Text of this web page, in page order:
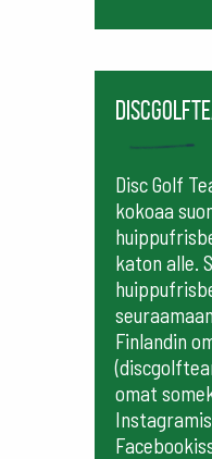
Disc Golf
kokoaa
katon alle.
seuraamaan
Finlandin
omat